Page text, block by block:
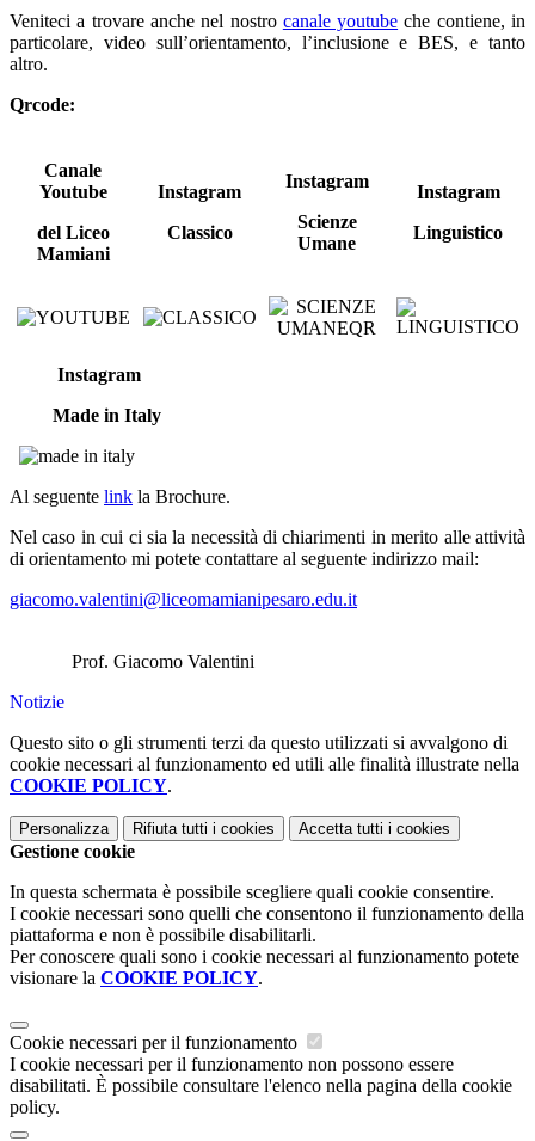
Veniteci a trovare anche nel nostro canale youtube che contiene, in
particolare, video sull’orientamento, l’inclusione e BES, e tanto
altro.
Qrcode:
Canale
Youtube
del Liceo
Mamiani
Instagram
Classico
Instagram
Scienze
Umane
Instagram
Linguistico
Instagram
Made in Italy
Al seguente link la Brochure.
Nel caso in cui ci sia la necessità di chiarimenti in merito alle attività
di orientamento mi potete contattare al seguente indirizzo mail:
giacomo.valentini@liceomamianipesaro.edu.it
Prof. Giacomo Valentini
Notizie
Questo sito o gli strumenti terzi da questo utilizzati si avvalgono di
cookie necessari al funzionamento ed utili alle finalità illustrate nella
COOKIE POLICY.
Personalizza Rifiuta tutti i cookies Accetta tutti i cookies
Gestione cookie
In questa schermata è possibile scegliere quali cookie consentire.
I cookie necessari sono quelli che consentono il funzionamento della
piattaforma e non è possibile disabilitarli.
Per conoscere quali sono i cookie necessari al funzionamento potete
visionare la COOKIE POLICY.
Cookie necessari per il funzionamento
I cookie necessari per il funzionamento non possono essere
disabilitati. È possibile consultare l'elenco nella pagina della cookie
policy.